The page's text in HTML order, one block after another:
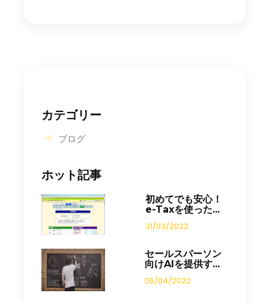
カテゴリー
ブログ
ホット記事
初めてでも安心！
e-Taxを使った...
31/03/2022
セールスパーソン
向けAIを提供す...
05/04/2022